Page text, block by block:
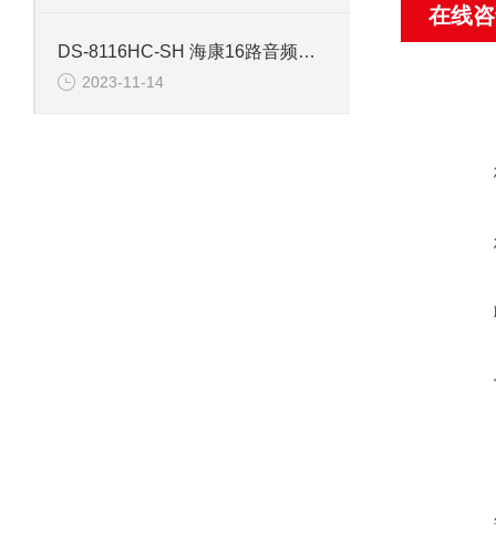
DS-8116HC-SH 海康16路音频模拟同轴硬盘录像机
2023-11-14
在线